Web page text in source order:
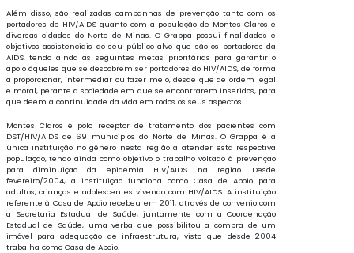
Além disso, são realizadas campanhas de prevenção tanto com os
portadores de HIV/AIDS quanto com a população de Montes Claros e
diversas cidades do Norte de Minas. O Grappa possui finalidades e
objetivos assistenciais ao seu público alvo que são os portadores da
AIDS, tendo ainda as seguintes metas prioritárias para garantir o
apoio àqueles que se descobrem ser portadores do HIV/AIDS, de forma
a proporcionar, intermediar ou fazer meio, desde que de ordem legal
e moral, perante a sociedade em que se encontrarem inseridos, para
que deem a continuidade da vida em todos os seus aspectos.
Montes Claros é polo receptor de tratamento dos pacientes com
DST/HIV/AIDS de 69 municípios do Norte de Minas. O Grappa é a
única instituição no gênero nesta região a atender esta respectiva
população, tendo ainda como objetivo o trabalho voltado à prevenção
para diminuição da epidemia HIV/AIDS na região. Desde
fevereiro/2004, a instituição funciona como Casa de Apoio para
adultos, crianças e adolescentes vivendo com HIV/AIDS. A instituição
referente à Casa de Apoio recebeu em 2011, através de convenio com
a Secretaria Estadual de Saúde, juntamente com a Coordenação
Estadual de Saúde, uma verba que possibilitou a compra de um
imóvel para adequação de infraestrutura, visto que desde 2004
trabalha como Casa de Apoio.